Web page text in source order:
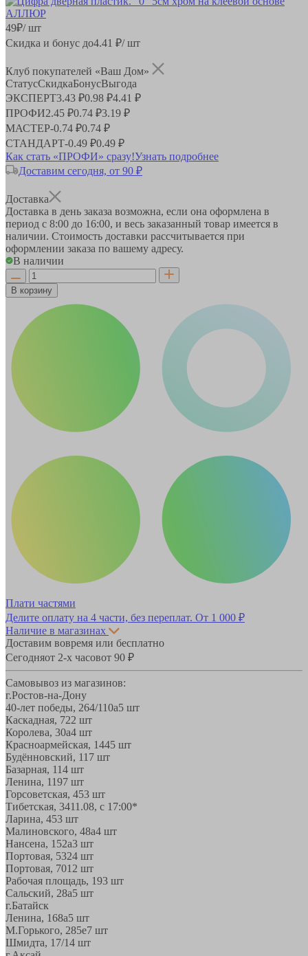
49₽/ шт
Скидка и бонус до4.41 ₽/ шт
Клуб покупателей «Ваш Дом»
СтатусСкидкаБонусВыгода
ЭКСПЕРТ3.43 ₽0.98 ₽4.41 ₽
ПРОФИ2.45 ₽0.74 ₽3.19 ₽
МАСТЕР-0.74 ₽0.74 ₽
СТАНДАРТ-0.49 ₽0.49 ₽
Как стать «ПРОФИ» сразу!Узнать подробнее
Доставим сегодня, от 90 ₽
Доставка
Доставка в день заказа возможна, если она оформлена в
период с 8:00 до 16:00, и весь заказанный товар имеется в
наличии. Стоимость доставки рассчитывается при
оформлении заказа по вашему адресу.
В наличии
В корзину
Плати частями
Делите оплату на 4 части, без переплат. От 1 000 ₽
Наличие в магазинах
Доставим вовремя или бесплатно
Сегодняот 2-х часовот 90 ₽
Самовывоз из магазинов:
г.Ростов-на-Дону
40-лет победы, 264/110а5 шт
Каскадная, 722 шт
Королева, 30а4 шт
Красноармейская, 1445 шт
Будённовский, 11 7 шт
Базарная, 114 шт
Ленина, 1197 шт
Горсоветская, 453 шт
Тибетская, 3411.08, с 17:00*
Ларина, 453 шт
Малиновского, 48а4 шт
Нансена, 152а3 шт
Портовая, 5324 шт
Портовая, 7012 шт
Рабочая площадь, 193 шт
Сальский, 28a5 шт
г.Батайск
Ленина, 168а5 шт
М.Горького, 285е7 шт
Шмидта, 17/14 шт